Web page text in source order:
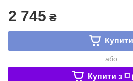
2 745 ₴
Купити
або
Купити з